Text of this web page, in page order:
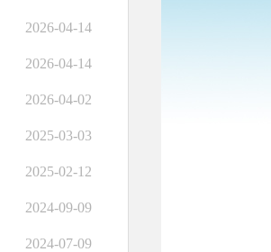
2026-04-14
2026-04-14
2026-04-02
2025-03-03
2025-02-12
2024-09-09
2024-07-09